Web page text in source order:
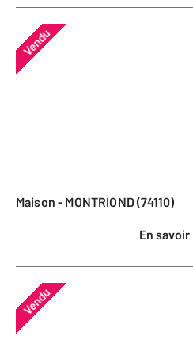
Vendu
Maison - MONTRIOND (74110)
En
Vendu